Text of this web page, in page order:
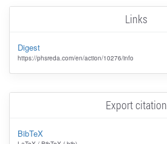
Links
Digest
https://phsreda.com/en/action/10276/info
Export citation
BibTeX